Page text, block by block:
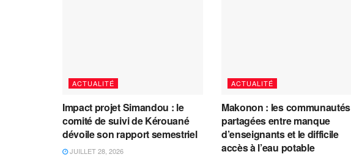
ACTUALITÉ
Impact projet Simandou : le
comité de suivi de Kérouané
dévoile son rapport semestriel
JUILLET 28, 2026
ACTUALITÉ
Makonon : les communautés
partagées entre manque
d’enseignants et le difficile
accès à l’eau potable